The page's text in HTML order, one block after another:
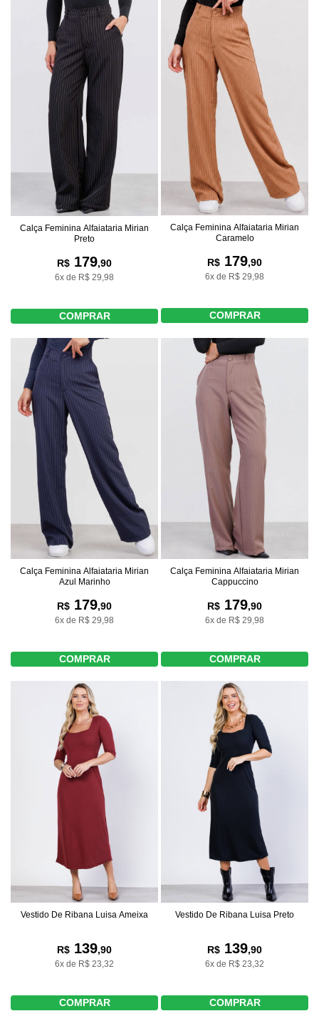
Calça Feminina Alfaiataria Mirian
Preto
R$ 179,90
6x de R$ 29,98
COMPRAR
Calça Feminina Alfaiataria Mirian
Caramelo
R$ 179,90
6x de R$ 29,98
COMPRAR
Calça Feminina Alfaiataria Mirian
Azul Marinho
R$ 179,90
6x de R$ 29,98
COMPRAR
Calça Feminina Alfaiataria Mirian
Cappuccino
R$ 179,90
6x de R$ 29,98
COMPRAR
Vestido De Ribana Luisa Ameixa
R$ 139,90
6x de R$ 23,32
COMPRAR
Vestido De Ribana Luisa Preto
R$ 139,90
6x de R$ 23,32
COMPRAR